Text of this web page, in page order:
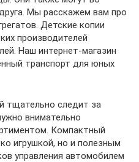
Мы расскажем вам про
Детские копии
производителей
Наш интернет-магазин
транспорт для юных
тщательно следит за
внимательно
Компактный
игрушкой, но и полезным
управления автомобилем